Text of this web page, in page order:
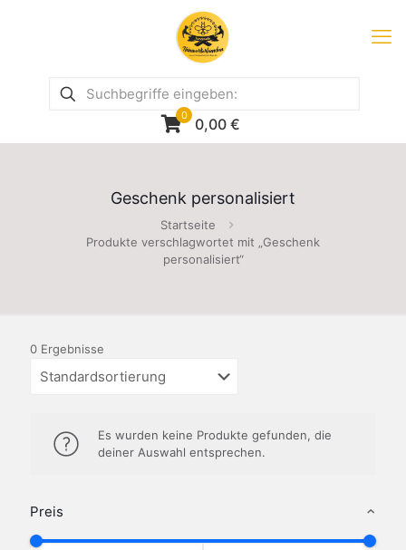
0 0,00 €
Geschenk personalisiert
Startseite
Produkte verschlagwortet mit „Geschenk
personalisiert“
Preis
0 Ergebnisse
Es wurden keine Produkte gefunden, die
deiner Auswahl entsprechen.